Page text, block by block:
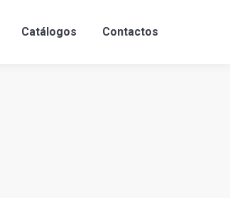
Catálogos Contactos